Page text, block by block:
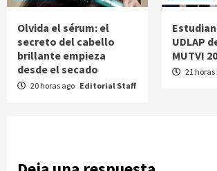
Olvida el sérum: el
secreto del cabello
brillante empieza
desde el secado
20 horas ago Editorial Staff
UDLAP
MUTVI
21 horas